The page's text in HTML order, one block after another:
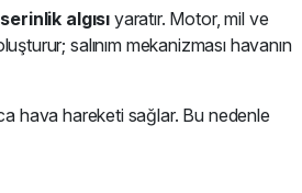
serinlik algısı yaratır. Motor, mil ve
salınım mekanizması havanın
hava hareketi sağlar. Bu nedenle